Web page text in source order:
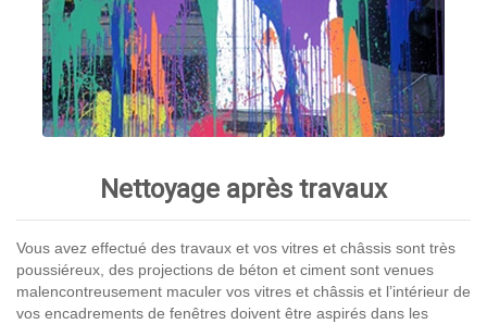
Nettoyage après travaux
Vous avez effectué des travaux et vos vitres et châssis sont très
poussiéreux, des projections de béton et ciment sont venues
malencontreusement maculer vos vitres et châssis et l’intérieur de
vos encadrements de fenêtres doivent être aspirés dans les